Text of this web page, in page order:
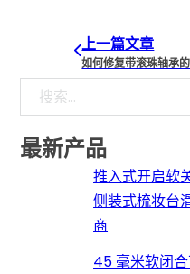
上一篇文章
如何修复带滚珠轴承的
搜索
最新产品
推入式开启软
侧装式梳妆台
商
45 毫米软闭